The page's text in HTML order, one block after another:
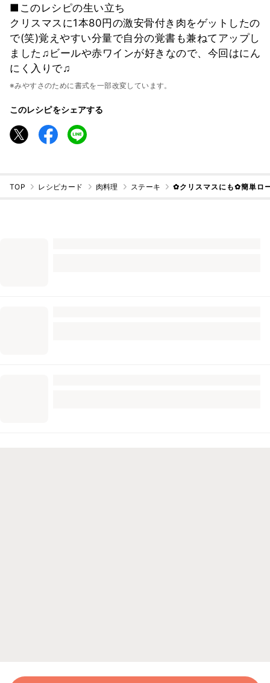
■このレシピの生い立ち
クリスマスに1本80円の激安骨付き肉をゲットしたの
で(笑)覚えやすい分量で自分の覚書も兼ねてアップし
ました♫ビールや赤ワインが好きなので、今回はにん
にく入りで♫
※みやすさのために書式を一部改変しています。
このレシピをシェアする
TOP レシピカード 肉料理 ステーキ ✿クリスマスにも✿簡単ロ